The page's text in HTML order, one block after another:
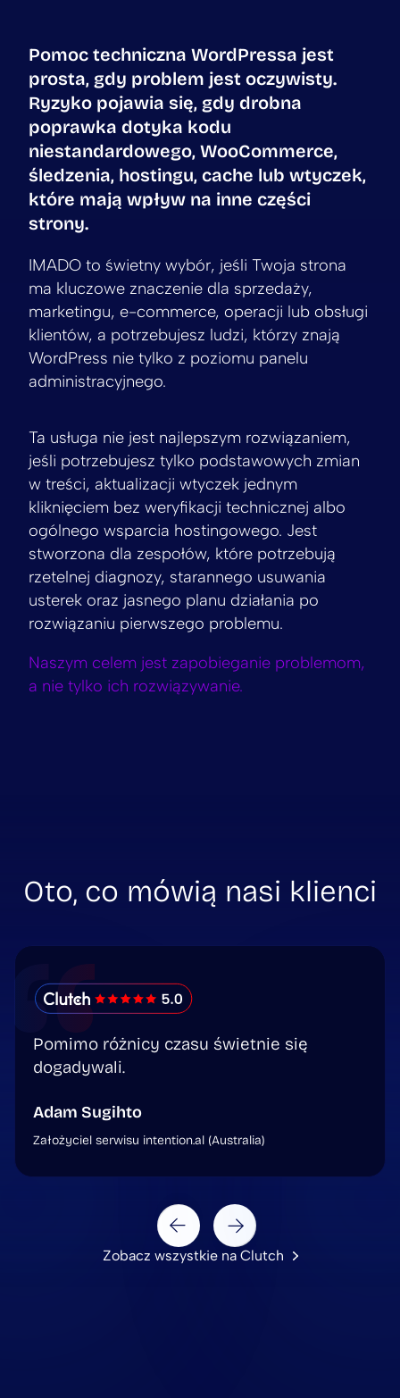
Pomoc techniczna WordPressa jest
prosta, gdy problem jest oczywisty.
Ryzyko pojawia się, gdy drobna
poprawka dotyka kodu
niestandardowego, WooCommerce,
śledzenia, hostingu, cache lub wtyczek,
które mają wpływ na inne części
strony.
IMADO to świetny wybór, jeśli Twoja strona
ma kluczowe znaczenie dla sprzedaży,
marketingu, e-commerce, operacji lub obsługi
klientów, a potrzebujesz ludzi, którzy znają
WordPress nie tylko z poziomu panelu
administracyjnego.
Ta usługa nie jest najlepszym rozwiązaniem,
jeśli potrzebujesz tylko podstawowych zmian
w treści, aktualizacji wtyczek jednym
kliknięciem bez weryfikacji technicznej albo
ogólnego wsparcia hostingowego. Jest
stworzona dla zespołów, które potrzebują
rzetelnej diagnozy, starannego usuwania
usterek oraz jasnego planu działania po
rozwiązaniu pierwszego problemu.
Naszym celem jest zapobieganie problemom,
a nie tylko ich rozwiązywanie.
Oto, co mówią nasi klienci
Pomimo różnicy czasu świetnie się
dogadywali.
Adam Sugihto
Założyciel serwisu intention.al (Australia)
Prev
Next
Zobacz wszystkie na Clutch